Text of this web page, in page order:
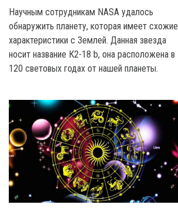
Научным сотрудникам NASA удалось
обнаружить планету, которая имеет схожие
характеристики с Землей. Данная звезда
носит название К2-18 b, она расположена в
120 световых годах от нашей планеты.